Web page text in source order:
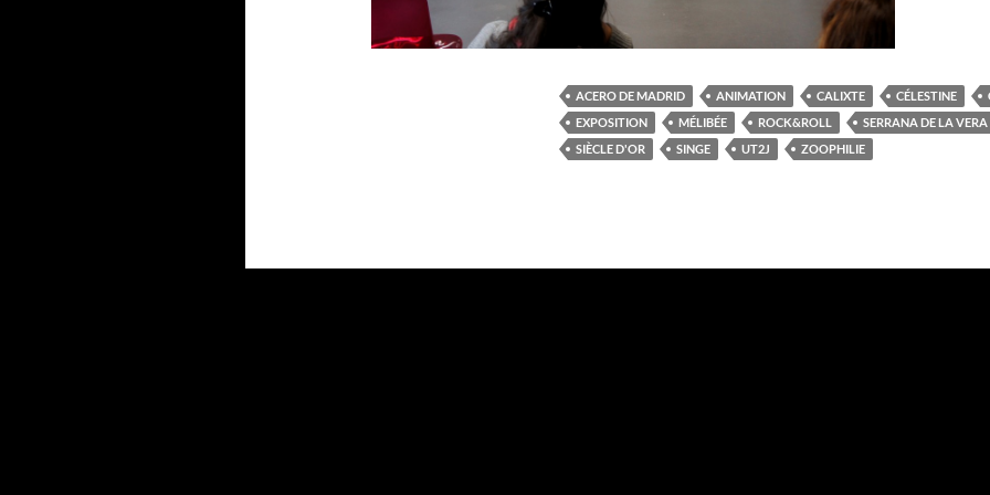
ACERO DE MADRID ANIMATION CALIXTE CÉLESTINE
EXPOSITION
MÉLIBÉE ROCK&ROLL SERRANA DE LA VERA
SIÈCLE D'OR
SINGE UT2J ZOOPHILIE